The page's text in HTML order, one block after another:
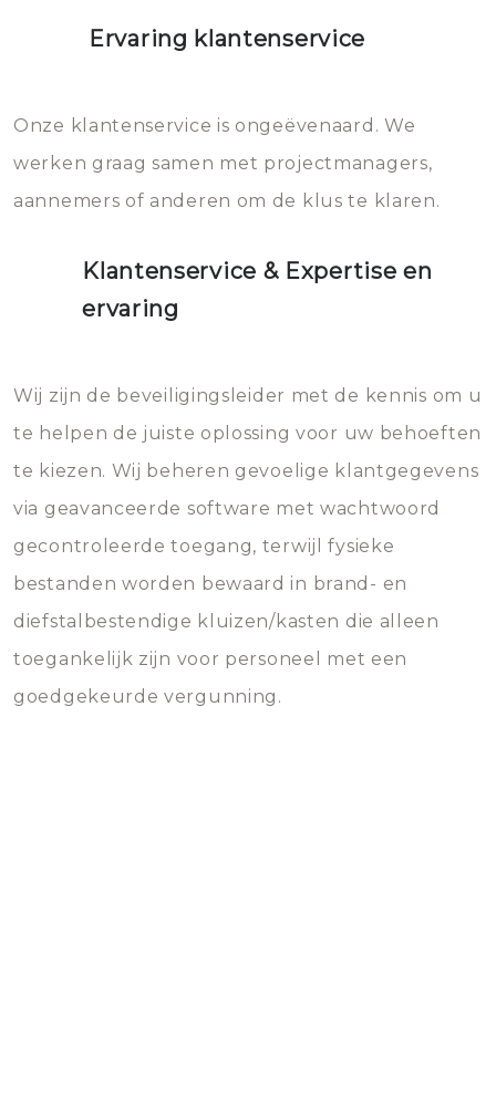
Ervaring klantenservice
Onze klantenservice is ongeëvenaard. We
werken graag samen met projectmanagers,
aannemers of anderen om de klus te klaren.
Klantenservice & Expertise en
ervaring
Wij zijn de beveiligingsleider met de kennis om u
te helpen de juiste oplossing voor uw behoeften
te kiezen. Wij beheren gevoelige klantgegevens
via geavanceerde software met wachtwoord
gecontroleerde toegang, terwijl fysieke
bestanden worden bewaard in brand- en
diefstalbestendige kluizen/kasten die alleen
toegankelijk zijn voor personeel met een
goedgekeurde vergunning.